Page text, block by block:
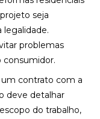
seja
legalidade.
problemas
um contrato com a
deve detalhar
do trabalho,